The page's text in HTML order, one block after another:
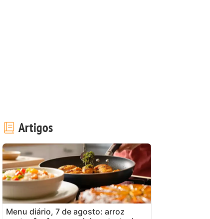
Artigos
Menu diário, 7 de agosto: arroz